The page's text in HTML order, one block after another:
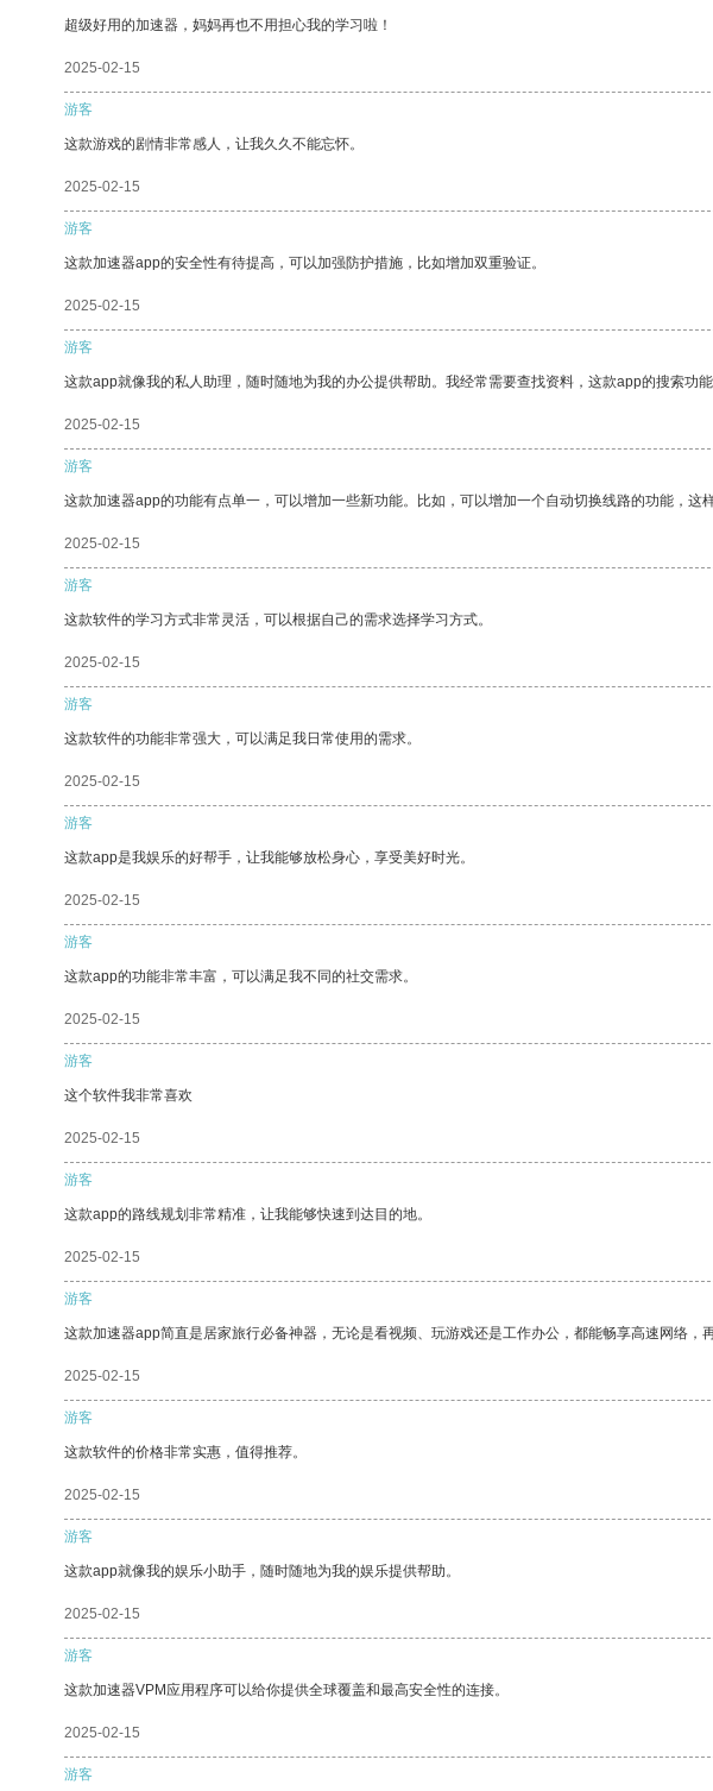
超级好用的加速器，妈妈再也不用担心我的学习啦！
2025-02-15
游客
这款游戏的剧情非常感人，让我久久不能忘怀。
2025-02-15
游客
这款加速器app的安全性有待提高，可以加强防护措施，比如增加双重验证。
2025-02-15
游客
这款app就像我的私人助理，随时随地为我的办公提供帮助。我经常需要查找资料，这款app的搜索功
2025-02-15
游客
这款加速器app的功能有点单一，可以增加一些新功能。比如，可以增加一个自动切换线路的功能，这
2025-02-15
游客
这款软件的学习方式非常灵活，可以根据自己的需求选择学习方式。
2025-02-15
游客
这款软件的功能非常强大，可以满足我日常使用的需求。
2025-02-15
游客
这款app是我娱乐的好帮手，让我能够放松身心，享受美好时光。
2025-02-15
游客
这款app的功能非常丰富，可以满足我不同的社交需求。
2025-02-15
游客
这个软件我非常喜欢
2025-02-15
游客
这款app的路线规划非常精准，让我能够快速到达目的地。
2025-02-15
游客
这款加速器app简直是居家旅行必备神器，无论是看视频、玩游戏还是工作办公，都能畅享高速网络
2025-02-15
游客
这款软件的价格非常实惠，值得推荐。
2025-02-15
游客
这款app就像我的娱乐小助手，随时随地为我的娱乐提供帮助。
2025-02-15
游客
这款加速器VPM应用程序可以给你提供全球覆盖和最高安全性的连接。
2025-02-15
游客